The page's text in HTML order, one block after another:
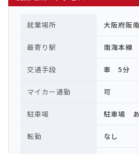
就業場所 大阪府阪
最寄り駅 南海本
交通手段 車 5分
マイカー通勤 可
駐車場 駐車場
転勤 なし